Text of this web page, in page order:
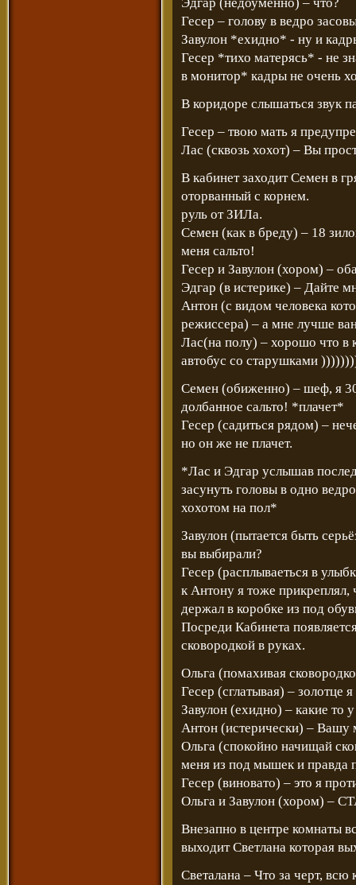
Гесер – голову в ведро
Завулон *ехидно* - ну и
Гесер *тихо матерясь* - не
в монитор* кадры не очень
В коридоре слышаться звук
Гесер – твою мать я
Лас (сквозь хохот) – Вы
В кабинет заходит Семен в
оторванный с корнем.
руль от ЗИЛа.
Семен (как в бреду) – 18
меня сальто!
Гесер и Завулон (хором) –
Эдгар (в истерике) – Дайте
Антон (с видом человека
режиссера) – а мне лучше
Лас(на полу) – хорошо что в
автобус со старушками
Семен (обиженно) – шеф, я
долбанное сальто! *плачет*
Гесер (садиться рядом) –
но он же не плачет.
*Лас и Эдгар услышав
засунуть головы в одно
хохотом на пол*
Завулон (пытается быть
вы выбирали?
Гесер (расплываеться в
к Антону я тоже прикреплял,
держал в коробке из под
Посреди Кабинета
сковородкой в руках.
Ольга (помахивая
Гесер (сглатывая) – золотце
Завулон (ехидно) – какие то
Антон (истерически) – Вашу
Ольга (спокойно начищай
меня из под мышек и правда
Гесер (виновато) – это я
Ольга и Завулон (хором)
Внезапно в центре комнаты
выходит Светлана которая
Светалана – Что за черт,